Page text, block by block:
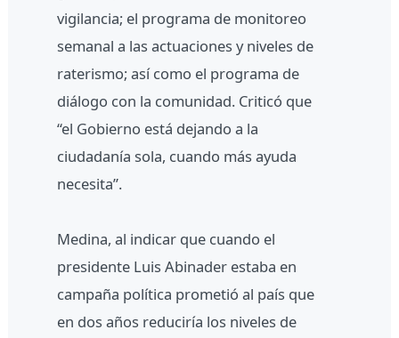
vigilancia; el programa de monitoreo
semanal a las actuaciones y niveles de
raterismo; así como el programa de
diálogo con la comunidad. Criticó que
“el Gobierno está dejando a la
ciudadanía sola, cuando más ayuda
necesita”.
Medina, al indicar que cuando el
presidente Luis Abinader estaba en
campaña política prometió al país que
en dos años reduciría los niveles de